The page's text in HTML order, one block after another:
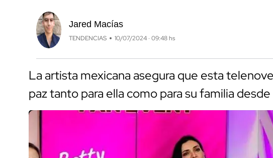
Jared Macías
TENDENCIAS 10/07/2024 · 09:48 hs
La artista mexicana asegura que esta
paz tanto para ella como para su familia